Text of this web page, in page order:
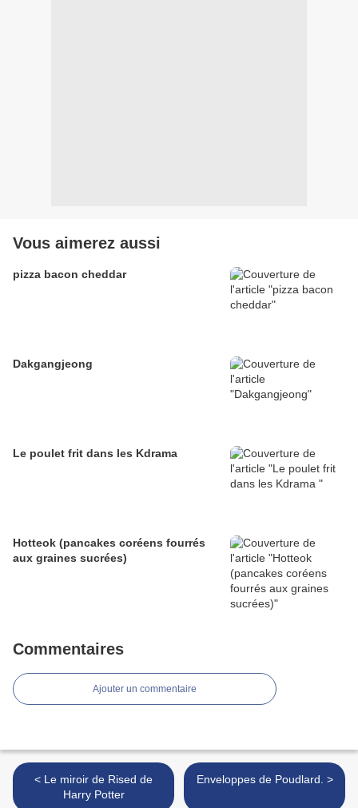
Vous aimerez aussi
pizza bacon cheddar
Dakgangjeong
Le poulet frit dans les Kdrama
Hotteok (pancakes coréens fourrés
aux graines sucrées)
Commentaires
Ajouter un commentaire
< Le miroir de Rised de
Harry Potter
Enveloppes de Poudlard. >